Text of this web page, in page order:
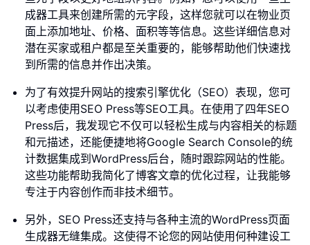
成器工具来创建所需的元字段，这样您就可以在物业页
面上添加地址、价格、面积等等信息。这些详细信息对
潜在买家或租户都是至关重要的，能够帮助他们快速找
到所需的信息并作出决策。
为了有效提升网站的搜索引擎优化（SEO）表现，您可
以考虑使用SEO Press等SEO工具。在使用了四年SEO
Press后，我发现它不仅可以轻松生成与内容相关的标题
和元描述，还能便捷地将Google Search Console的统
计数据集成到WordPress后台，随时跟踪网站的性能。
这些功能帮助我简化了博客文章的优化过程，让我能够
专注于内容创作而非技术细节。
另外，SEO Press还支持与各种主流的WordPress页面
生成器无缝集成。这使得不论您的网站使用何种建设工